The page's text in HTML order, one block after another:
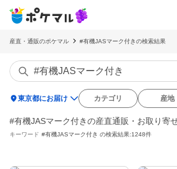
産直・通販のポケマル #有機JASマーク付きの検索結果
location_on東京都にお届け カテゴリ 産地
#有機JASマーク付きの産直通販・お取り寄
キーワード #有機JASマーク付き の検索結果:1248件